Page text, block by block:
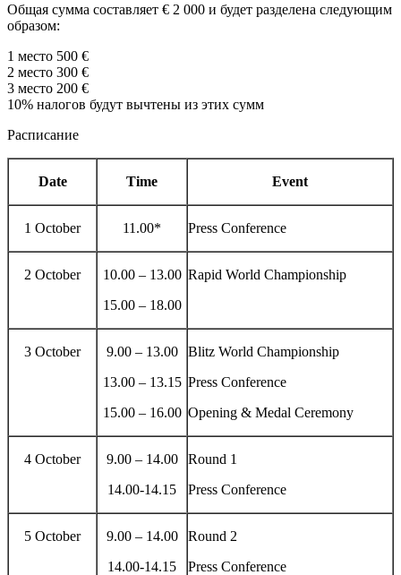
Общая сумма составляет € 2 000 и будет разделена следующим
образом:
1 место 500 €
2 место 300 €
3 место 200 €
10% налогов будут вычтены из этих сумм
Расписание
Date Time Event
1 October 11.00* Press Conference
2 October
10.00 – 13.00
15.00 – 18.00
Rapid World Championship
3 October
9.00 – 13.00
13.00 – 13.15
15.00 – 16.00
Blitz World Championship
Press Conference
Opening & Medal Ceremony
4 October
9.00 – 14.00
14.00-14.15
Round 1
Press Conference
5 October
9.00 – 14.00
14.00-14.15
Round 2
Press Conference